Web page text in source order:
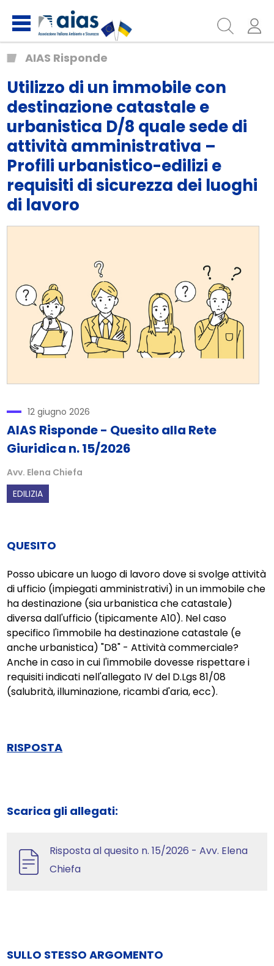
AIAS Risponde
Utilizzo di un immobile con
destinazione catastale e
urbanistica D/8 quale sede di
attività amministrativa –
Profili urbanistico-edilizi e
requisiti di sicurezza dei luoghi
di lavoro
12 giugno 2026
AIAS Risponde - Quesito alla Rete
Giuridica n. 15/2026
Avv. Elena Chiefa
EDILIZIA
QUESITO
Posso ubicare un luogo di lavoro dove si svolge attività
di ufficio (impiegati amministrativi) in un immobile che
ha destinazione (sia urbanistica che catastale)
diversa dall'ufficio (tipicamente A10). Nel caso
specifico l'immobile ha destinazione catastale (e
anche urbanistica) "D8" - Attività commerciale?
Anche in caso in cui l'immobile dovesse rispettare i
requisiti indicati nell'allegato IV del D.Lgs 81/08
(salubrità, illuminazione, ricambi d'aria, ecc).
RISPOSTA
Scarica gli allegati:
Risposta al quesito n. 15/2026 - Avv. Elena
Chiefa
SULLO STESSO ARGOMENTO